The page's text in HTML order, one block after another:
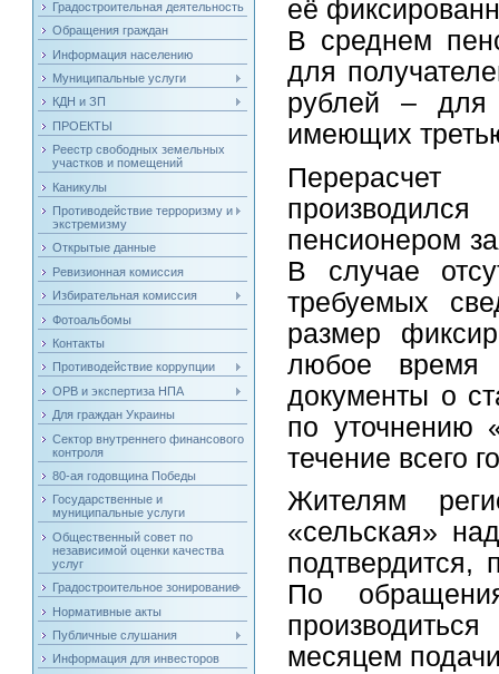
Градостроительная деятельность
Обращения граждан
Информация населению
Муниципальные услуги
КДН и ЗП
ПРОЕКТЫ
Реестр свободных земельных
участков и помещений
Каникулы
Противодействие терроризму и
экстремизму
Открытые данные
Ревизионная комиссия
Избирательная комиссия
Фотоальбомы
Контакты
Противодействие коррупции
ОРВ и экспертиза НПА
Для граждан Украины
Сектор внутреннего финансового
контроля
80-ая годовщина Победы
Государственные и
муниципальные услуги
Общественный совет по
независимой оценки качества
услуг
Градостроительное зонирование
Нормативные акты
Публичные слушания
Информация для инвесторов
её
В среднем
для
рублей – для
имеющих
Перерасчет
пенсионером
В случае
требуемых
размер
любое время
документы о
по уточнению
течение всего
Жителям
«сельская»
подтвердится,
По
месяцем